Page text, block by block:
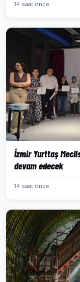
14 saat önce
İzmir Yurttaş
devam edecek
14 saat önce